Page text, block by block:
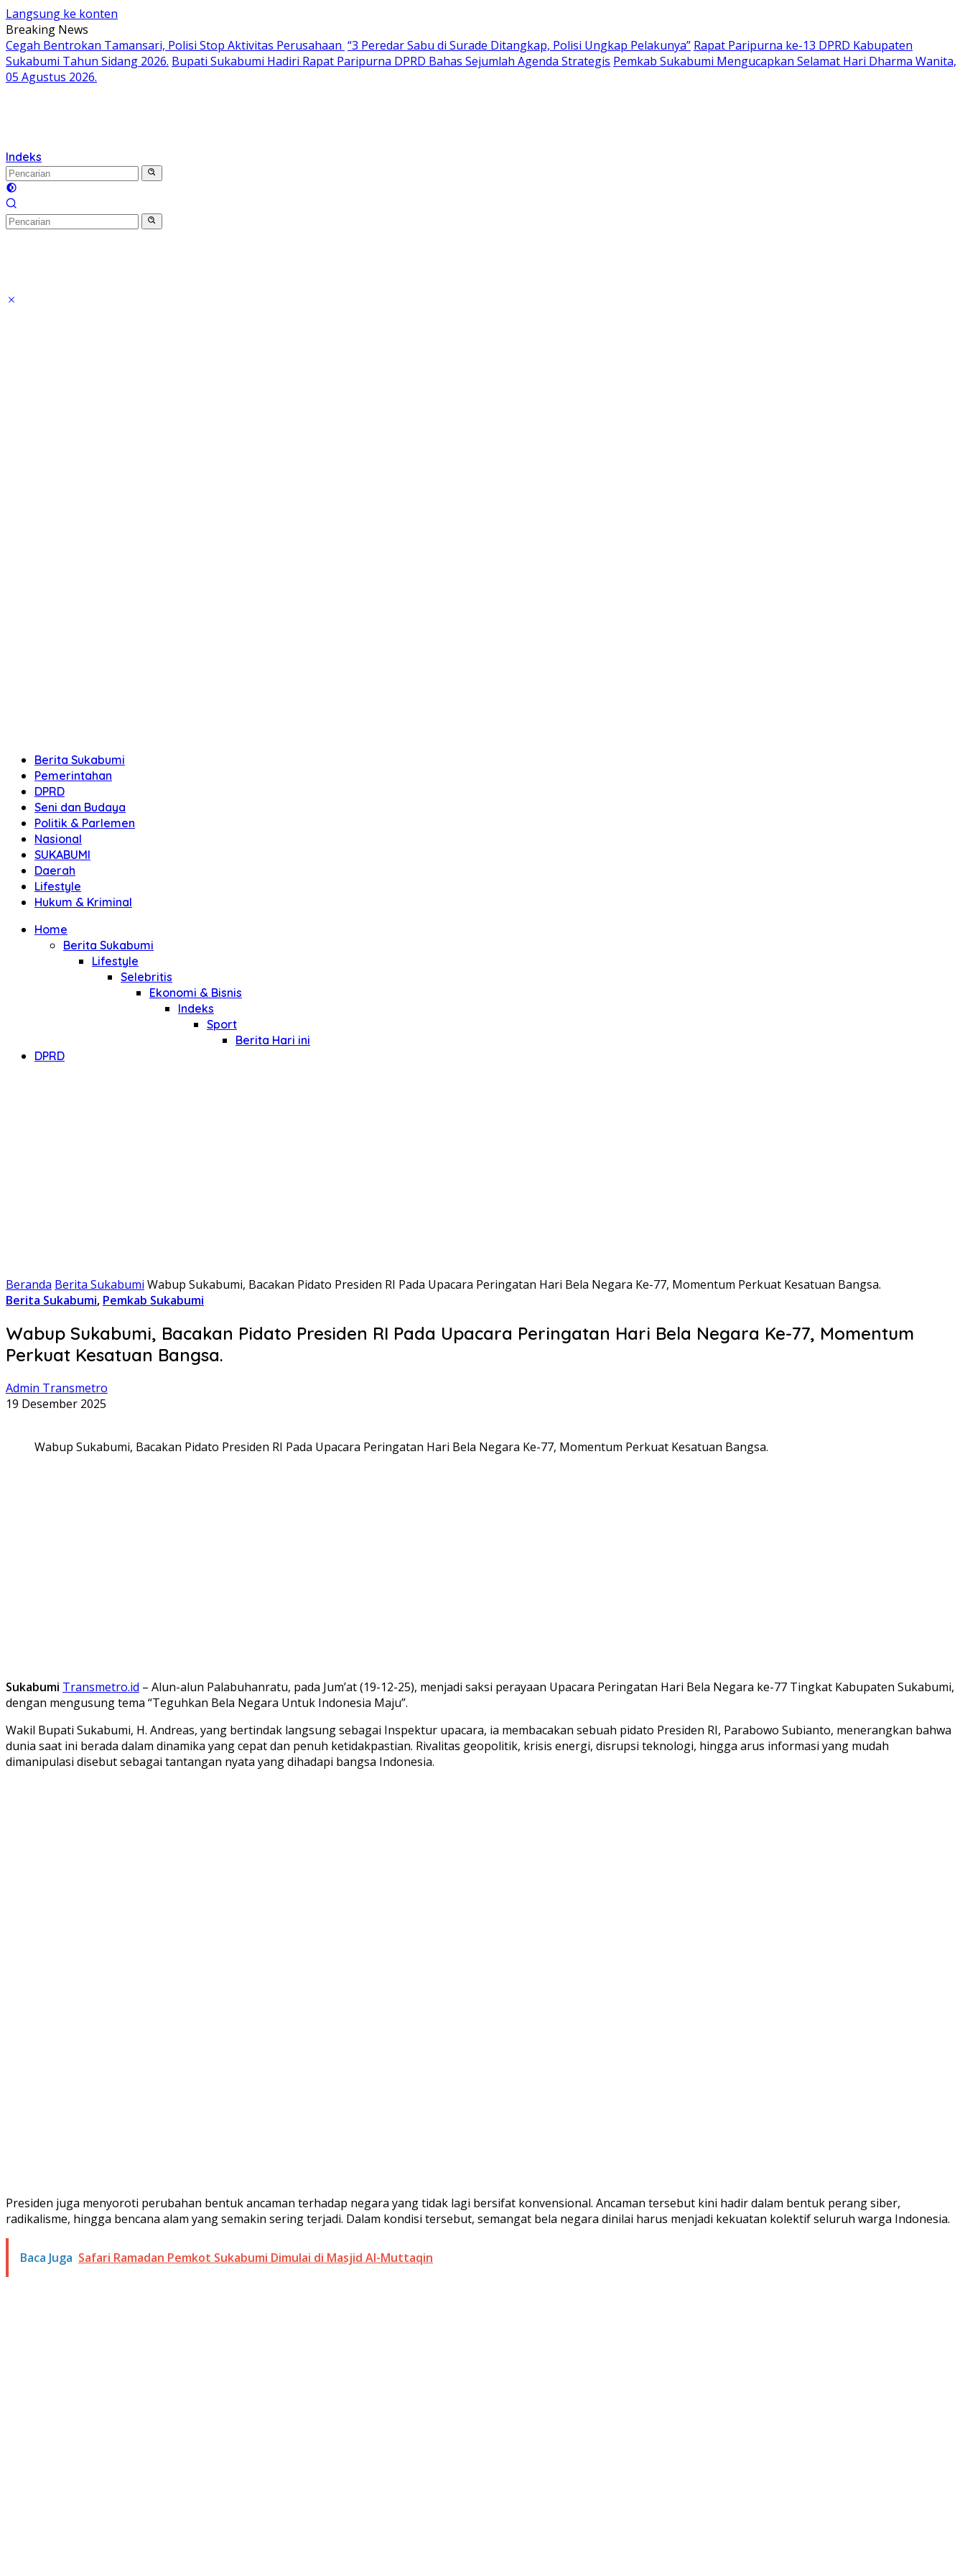
Langsung ke konten
Breaking News
Cegah Bentrokan Tamansari, Polisi Stop Aktivitas Perusahaan “3 Peredar Sabu di Surade Ditangkap, Polisi Ungkap Pelakunya” Rapat Paripurna ke-13 DPRD Kabupaten
Sukabumi Tahun Sidang 2026. Bupati Sukabumi Hadiri Rapat Paripurna DPRD Bahas Sejumlah Agenda Strategis Pemkab Sukabumi Mengucapkan Selamat Hari Dharma Wanita,
05 Agustus 2026.
Indeks
Berita Sukabumi
Pemerintahan
DPRD
Seni dan Budaya
Politik & Parlemen
Nasional
SUKABUMI
Daerah
Lifestyle
Hukum & Kriminal
Home
Berita Sukabumi
Lifestyle
Selebritis
Ekonomi & Bisnis
Indeks
Sport
Berita Hari ini
DPRD
Beranda Berita Sukabumi Wabup Sukabumi, Bacakan Pidato Presiden RI Pada Upacara Peringatan Hari Bela Negara Ke-77, Momentum Perkuat Kesatuan Bangsa.
Berita Sukabumi, Pemkab Sukabumi
Wabup Sukabumi, Bacakan Pidato Presiden RI Pada Upacara Peringatan Hari Bela Negara Ke-77, Momentum
Perkuat Kesatuan Bangsa.
Admin Transmetro
19 Desember 2025
Wabup Sukabumi, Bacakan Pidato Presiden RI Pada Upacara Peringatan Hari Bela Negara Ke-77, Momentum Perkuat Kesatuan Bangsa.
Sukabumi Transmetro.id – Alun-alun Palabuhanratu, pada Jum’at (19-12-25), menjadi saksi perayaan Upacara Peringatan Hari Bela Negara ke-77 Tingkat Kabupaten Sukabumi,
dengan mengusung tema “Teguhkan Bela Negara Untuk Indonesia Maju”.
Wakil Bupati Sukabumi, H. Andreas, yang bertindak langsung sebagai Inspektur upacara, ia membacakan sebuah pidato Presiden RI, Parabowo Subianto, menerangkan bahwa
dunia saat ini berada dalam dinamika yang cepat dan penuh ketidakpastian. Rivalitas geopolitik, krisis energi, disrupsi teknologi, hingga arus informasi yang mudah
dimanipulasi disebut sebagai tantangan nyata yang dihadapi bangsa Indonesia.
Presiden juga menyoroti perubahan bentuk ancaman terhadap negara yang tidak lagi bersifat konvensional. Ancaman tersebut kini hadir dalam bentuk perang siber,
radikalisme, hingga bencana alam yang semakin sering terjadi. Dalam kondisi tersebut, semangat bela negara dinilai harus menjadi kekuatan kolektif seluruh warga Indonesia.
Baca Juga Safari Ramadan Pemkot Sukabumi Dimulai di Masjid Al-Muttaqin